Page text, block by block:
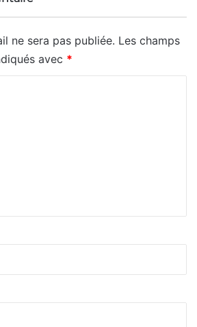
ne sera pas publiée. Les champs
avec *